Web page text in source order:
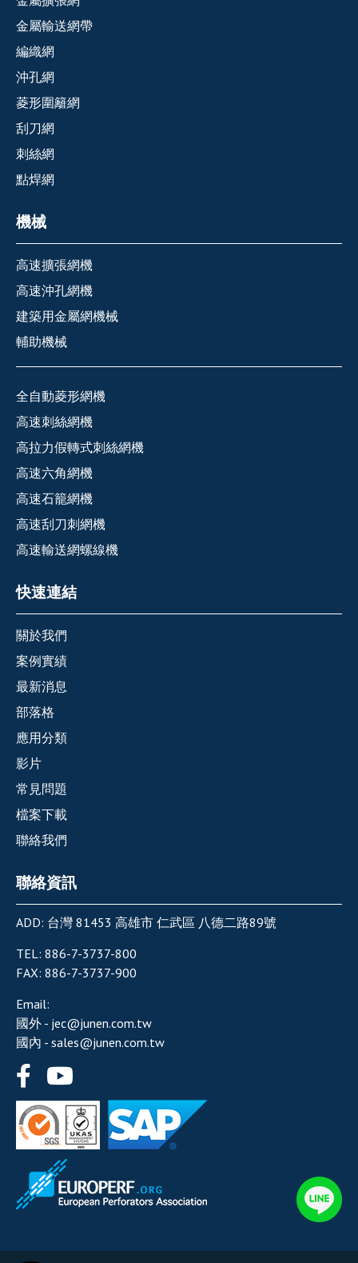
金屬輸送網帶
編織網
沖孔網
菱形圍籬網
刮刀網
刺絲網
點焊網
機械
高速擴張網機
高速沖孔網機
建築用金屬網機械
輔助機械
全自動菱形網機
高速刺絲網機
高拉力假轉式刺絲網機
高速六角網機
高速石籠網機
高速刮刀刺網機
高速輸送網螺線機
快速連結
關於我們
案例實績
最新消息
部落格
應用分類
影片
常見問題
檔案下載
聯絡我們
聯絡資訊
ADD: 台灣 81453 高雄市 仁武區 八德二路89號
TEL: 886-7-3737-800
FAX: 886-7-3737-900
Email:
國外 - jec@junen.com.tw
國內 - sales@junen.com.tw